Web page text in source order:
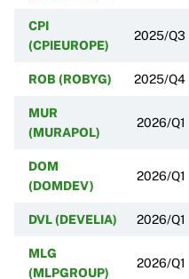
CPI
(CPIEUROPE)
2025/Q3
ROB (ROBYG) 2025/Q4
MUR
(MURAPOL)
2026/Q1
DOM
(DOMDEV)
2026/Q1
DVL (DEVELIA) 2026/Q1
MLG
(MLPGROUP)
2026/Q1